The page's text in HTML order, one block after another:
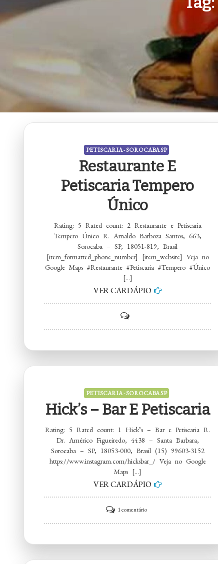
PETISCARIA - SOROCABA SP
Restaurante E
Petiscaria Tempero
Único
Rating: 5 Rated count: 2 Restaurante e Petiscaria
Tempero Único R. Arnaldo Barboza Santos, 663,
Sorocaba – SP, 18051-819, Brasil
[item_formatted_phone_number] [item_website] Veja no
Google Maps #Restaurante #Petiscaria #Tempero #Único
[…]
VER CARDÁPIO
Restaurante
PETISCARIA - SOROCABA SP
Hick’s – Bar E Petiscaria
Rating: 5 Rated count: 1 Hick’s – Bar e Petiscaria R.
Dr. Américo Figueiredo, 4438 – Santa Barbara,
Sorocaba – SP, 18053-000, Brasil (15) 99603-3152
https://www.instagram.com/hicksbar_/ Veja no Google
Maps […]
VER CARDÁPIO
1 comentárioem
Hick’s